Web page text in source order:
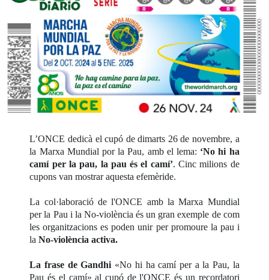
L’ONCE dedicà el cupó de dimarts 26 de novembre, a
la Marxa Mundial por la Pau, amb el lema: ‘No hi ha
camí per la pau, la pau és el camí’. Cinc milions de
cupons van mostrar aquesta efemèride.
La col·laboració de l'ONCE amb la Marxa Mundial
per la Pau i la No-violència és un gran exemple de com
les organitzacions es poden unir per promoure la pau i
laNo-violència activa.
La frase de Gandhi «No hi ha camí per a la Pau, la
Pau és el camí» al cupó de l'ONCE és un recordatori